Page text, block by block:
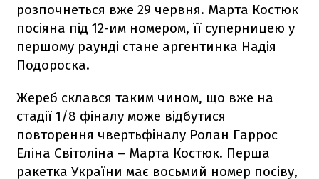
розпочнеться вже 29 червня. Марта Костюк
посіяна під 12-им номером, її суперницею у
першому раунді стане аргентинка Надія
Подороска.
Жереб склався таким чином, що вже на
стадії 1/8 фіналу може відбутися
повторення чвертьфіналу Ролан Гаррос
Еліна Світоліна – Марта Костюк. Перша
ракетка України має восьмий номер посіву,